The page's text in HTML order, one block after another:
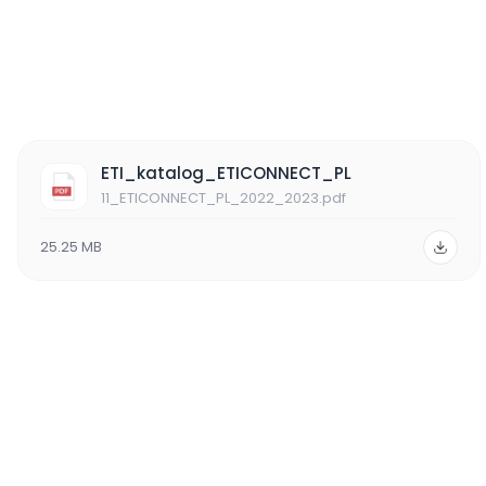
11_ETICONNECT_PL_2022_2023.pdf
25.25 MB
ETI_katalog_ETICONNECT_PL